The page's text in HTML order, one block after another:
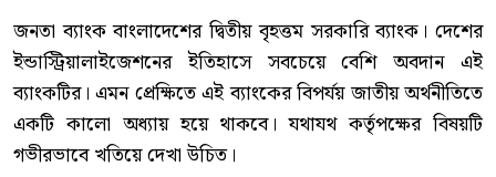
‎জনতা ব্যাংক বাংলাদেশের দ্বিতীয় বৃহত্তম সরকারি ব্যাংক। দেশের
ইন্ডাস্ট্রিয়ালাইজেশনের ইতিহাসে সবচেয়ে বেশি অবদান এই
ব্যাংকটির। এমন প্রেক্ষিতে এই ব্যাংকের বিপর্যয় জাতীয় অর্থনীতিতে
একটি কালো অধ্যায় হয়ে থাকবে। যথাযথ কর্তৃপক্ষের বিষয়টি
গভীরভাবে খতিয়ে দেখা উচিত।